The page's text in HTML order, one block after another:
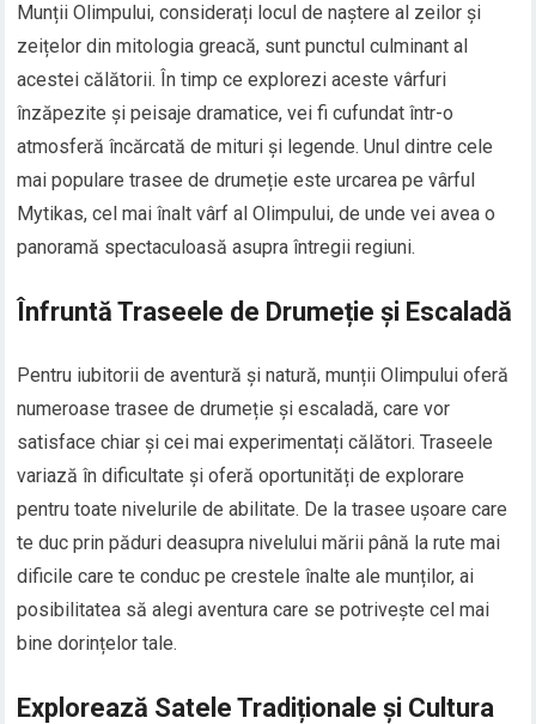
Munții Olimpului, considerați locul de naștere al zeilor și
zeițelor din mitologia greacă, sunt punctul culminant al
acestei călătorii. În timp ce explorezi aceste vârfuri
înzăpezite și peisaje dramatice, vei fi cufundat într-o
atmosferă încărcată de mituri și legende. Unul dintre cele
mai populare trasee de drumeție este urcarea pe vârful
Mytikas, cel mai înalt vârf al Olimpului, de unde vei avea o
panoramă spectaculoasă asupra întregii regiuni.
Înfruntă Traseele de Drumeție și Escaladă
Pentru iubitorii de aventură și natură, munții Olimpului oferă
numeroase trasee de drumeție și escaladă, care vor
satisface chiar și cei mai experimentați călători. Traseele
variază în dificultate și oferă oportunități de explorare
pentru toate nivelurile de abilitate. De la trasee ușoare care
te duc prin păduri deasupra nivelului mării până la rute mai
dificile care te conduc pe crestele înalte ale munților, ai
posibilitatea să alegi aventura care se potrivește cel mai
bine dorințelor tale.
Explorează Satele Tradiționale și Cultura